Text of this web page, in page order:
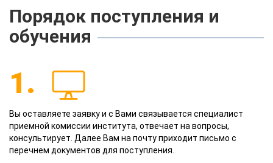
Порядок поступления и
обучения
1.
Вы оставляете заявку и с Вами связывается специалист
приемной комиссии института, отвечает на вопросы,
консультирует. Далее Вам на почту приходит письмо с
перечнем документов для поступления.